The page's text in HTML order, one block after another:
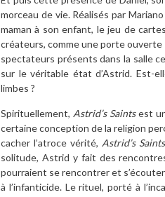
morceau de vie. Réalisés par
maman à son enfant, le jeu de
créateurs, comme une porte
spectateurs présents dans la salle
sur le véritable état d’Astrid. Est-
limbes ?
Spirituellement, Astrid’s Saintsest
certaine conception de la religion
cacher l’atroce vérité, Astrid’s Saints
solitude, Astrid y fait des
pourraient se rencontrer et
à l’infanticide. Le rituel, porté à